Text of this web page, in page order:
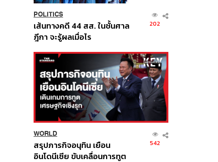
POLITICS
เส้นทางคดี 44 สส. ในชั้นศาล
ฎีกา จะรู้ผลเมื่อไร
202
WORLD
สรุปภารกิจอนุทิน เยือน
อินโดนีเซีย ขับเคลื่อนการทูต
542